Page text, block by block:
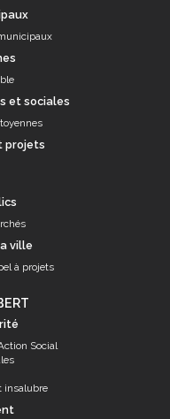
et sociales
projets
ville
à projets
Social
insalubre